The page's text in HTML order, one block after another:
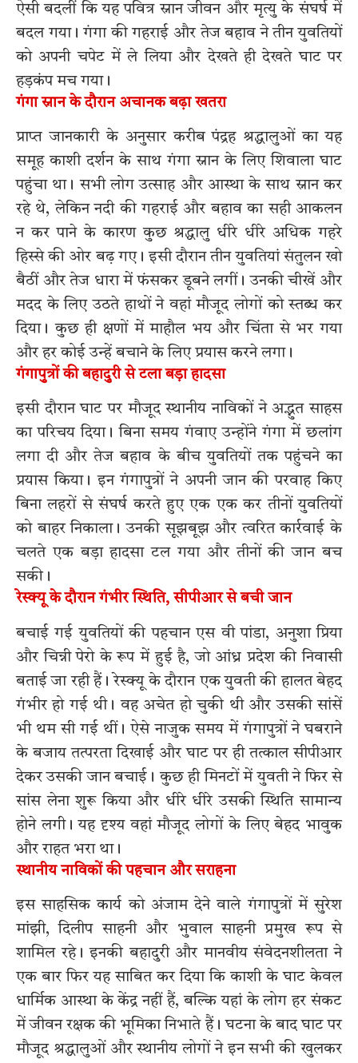
ऐसी बदलीं कि यह पवित्र स्नान जीवन और मृत्यु के संघर्ष में
बदल गया। गंगा की गहराई और तेज बहाव ने तीन युवतियों
को अपनी चपेट में ले लिया और देखते ही देखते घाट पर
हड़कंप मच गया।
गंगा स्नान के दौरान अचानक बढ़ा खतरा
प्राप्त जानकारी के अनुसार करीब पंद्रह श्रद्धालुओं का यह
समूह काशी दर्शन के साथ गंगा स्नान के लिए शिवाला घाट
पहुंचा था। सभी लोग उत्साह और आस्था के साथ स्नान कर
रहे थे, लेकिन नदी की गहराई और बहाव का सही आकलन
न कर पाने के कारण कुछ श्रद्धालु धीरे धीरे अधिक गहरे
हिस्से की ओर बढ़ गए। इसी दौरान तीन युवतियां संतुलन खो
बैठीं और तेज धारा में फंसकर डूबने लगीं। उनकी चीखें और
मदद के लिए उठते हाथों ने वहां मौजूद लोगों को स्तब्ध कर
दिया। कुछ ही क्षणों में माहौल भय और चिंता से भर गया
और हर कोई उन्हें बचाने के लिए प्रयास करने लगा।
गंगापुत्रों की बहादुरी से टला बड़ा हादसा
इसी दौरान घाट पर मौजूद स्थानीय नाविकों ने अद्भुत साहस
का परिचय दिया। बिना समय गंवाए उन्होंने गंगा में छलांग
लगा दी और तेज बहाव के बीच युवतियों तक पहुंचने का
प्रयास किया। इन गंगापुत्रों ने अपनी जान की परवाह किए
बिना लहरों से संघर्ष करते हुए एक एक कर तीनों युवतियों
को बाहर निकाला। उनकी सूझबूझ और त्वरित कार्रवाई के
चलते एक बड़ा हादसा टल गया और तीनों की जान बच
सकी।
रेस्क्यू के दौरान गंभीर स्थिति, सीपीआर से बची जान
बचाई गई युवतियों की पहचान एस वी पांडा, अनुशा प्रिया
और चिन्नी पेरो के रूप में हुई है, जो आंध्र प्रदेश की निवासी
बताई जा रही हैं। रेस्क्यू के दौरान एक युवती की हालत बेहद
गंभीर हो गई थी। वह अचेत हो चुकी थी और उसकी सांसें
भी थम सी गई थीं। ऐसे नाजुक समय में गंगापुत्रों ने घबराने
के बजाय तत्परता दिखाई और घाट पर ही तत्काल सीपीआर
देकर उसकी जान बचाई। कुछ ही मिनटों में युवती ने फिर से
सांस लेना शुरू किया और धीरे धीरे उसकी स्थिति सामान्य
होने लगी। यह दृश्य वहां मौजूद लोगों के लिए बेहद भावुक
और राहत भरा था।
स्थानीय नाविकों की पहचान और सराहना
इस साहसिक कार्य को अंजाम देने वाले गंगापुत्रों में सुरेश
मांझी, दिलीप साहनी और भुवाल साहनी प्रमुख रूप से
शामिल रहे। इनकी बहादुरी और मानवीय संवेदनशीलता ने
एक बार फिर यह साबित कर दिया कि काशी के घाट केवल
धार्मिक आस्था के केंद्र नहीं हैं, बल्कि यहां के लोग हर संकट
में जीवन रक्षक की भूमिका निभाते हैं। घटना के बाद घाट पर
मौजूद श्रद्धालुओं और स्थानीय लोगों ने इन सभी की खुलकर